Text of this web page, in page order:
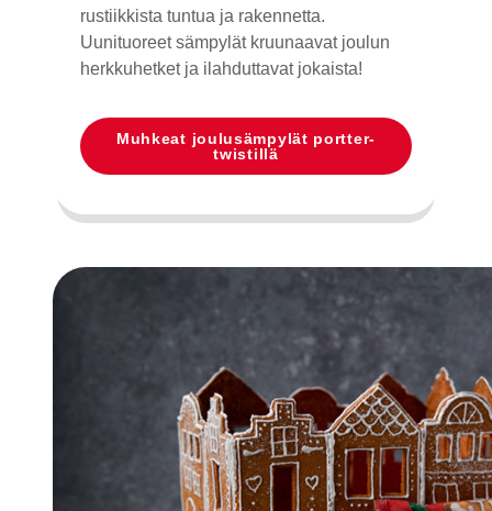
rustiikkista tuntua ja rakennetta.
Uunituoreet sämpylät kruunaavat joulun
herkkuhetket ja ilahduttavat jokaista!
Muhkeat joulusämpylät portter-
twistillä